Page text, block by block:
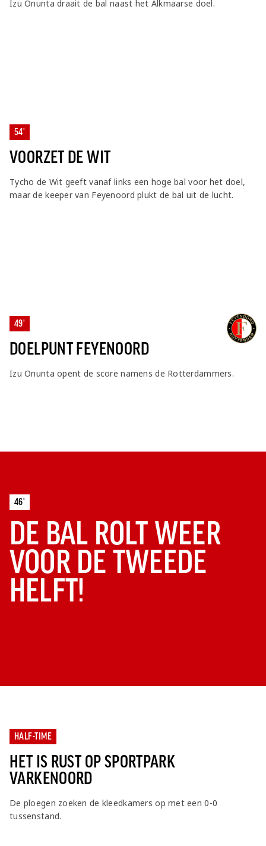
Izu Onunta draait de bal naast het Alkmaarse doel.
54'
VOORZET DE WIT
Tycho de Wit geeft vanaf links een hoge bal voor het doel,
maar de keeper van Feyenoord plukt de bal uit de lucht.
49'
DOELPUNT FEYENOORD
Izu Onunta opent de score namens de Rotterdammers.
46'
DE BAL ROLT WEER
VOOR DE TWEEDE
HELFT!
HALF-TIME
HET IS RUST OP SPORTPARK
VARKENOORD
De ploegen zoeken de kleedkamers op met een 0-0
tussenstand.